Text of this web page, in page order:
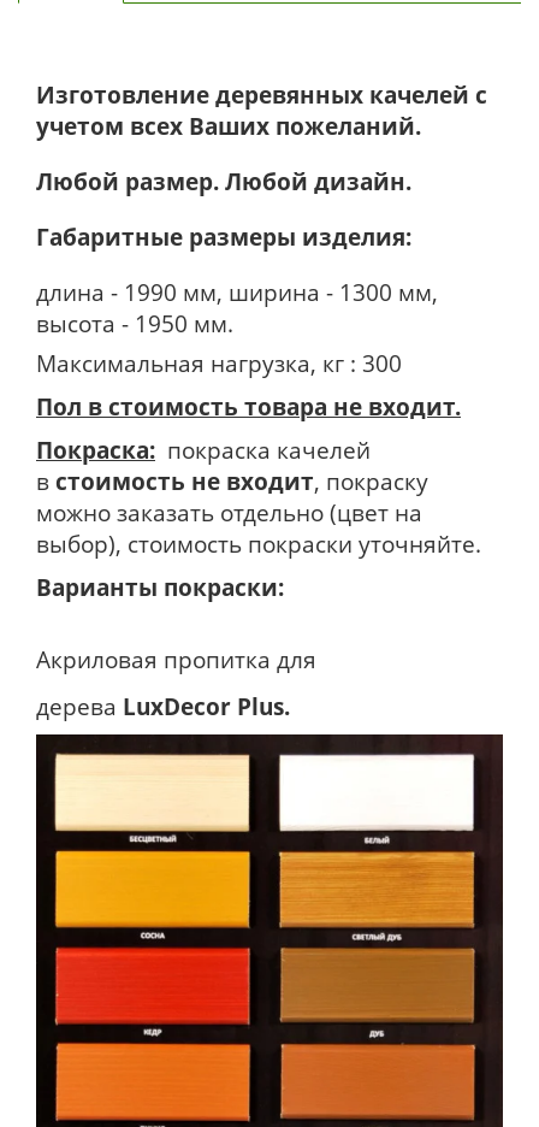
Изготовление деревянных качелей с
учетом всех Ваших пожеланий.
Любой размер. Любой дизайн.
Габаритные размеры изделия:
длина - 1990 мм, ширина - 1300 мм,
высота - 1950 мм.
Максимальная нагрузка, кг : 300
Пол в стоимость товара не входит.
Покраска: покраска качелей
в стоимость не входит, покраску
можно заказать отдельно (цвет на
выбор), стоимость покраски уточняйте.
Варианты покраски:
Акриловая пропитка для
дерева LuxDecor Plus.